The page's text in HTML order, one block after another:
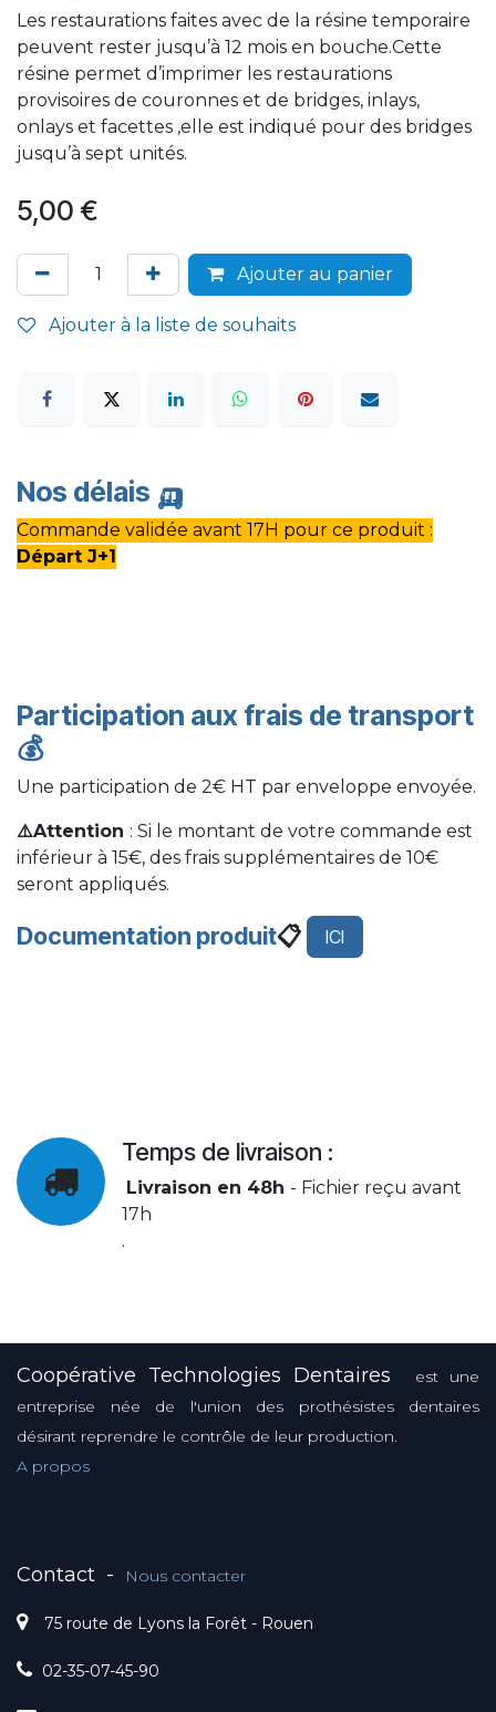
Les restaurations faites avec de la résine temporaire
peuvent rester jusqu’à 12 mois en bouche.Cette
résine permet d’imprimer les restaurations
provisoires de couronnes et de bridges, inlays,
onlays et facettes ,elle est indiqué pour des bridges
jusqu’à sept unités.
5,00 €
Ajouter au panier
Ajouter à la liste de souhaits
Nos délais 🛺
Commande validée avant 17H pour ce produit :
Départ J+1
Participation aux frais de transport
💰
Une participation de 2€ HT par enveloppe envoyée.
⚠️Attention : Si le montant de votre commande est
inférieur à 15€, des frais supplémentaires de 10€
seront appliqués.
Documentation produit📋 ICI
Temps de livraison :
Livraison en 48h - Fichier reçu avant
17h
.
Coopérative Technologies Dentaires
est une
entreprise née de l'union des prothésistes dentaires
désirant reprendre le contrôle de leur production.
A propos
Contact - Nous contacter
75 route de Lyons la Forêt - Rouen
02-35-07-45-90